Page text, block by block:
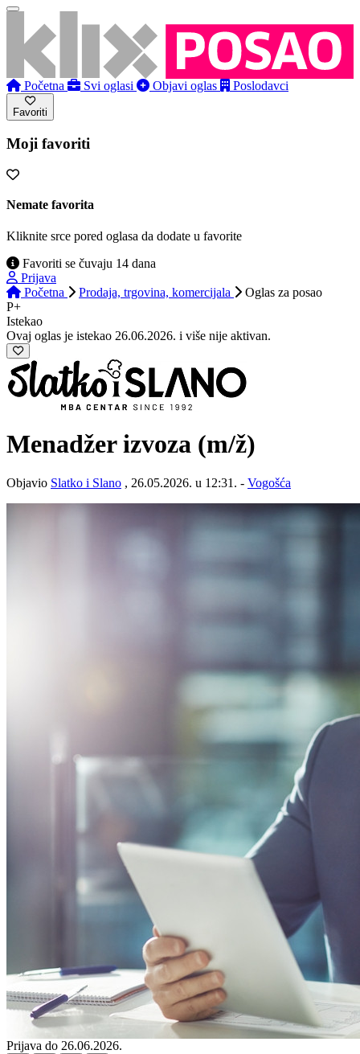
Početna Svi oglasi Objavi oglas Poslodavci
Favoriti
Moji favoriti
Nemate favorita
Kliknite srce pored oglasa da dodate u favorite
Favoriti se čuvaju 14 dana
Prijava
Početna
Prodaja, trgovina, komercijala Oglas za posao
P+
Istekao
Ovaj oglas je istekao 26.06.2026. i više nije aktivan.
Menadžer izvoza (m/ž)
Objavio Slatko i Slano , 26.05.2026. u 12:31. - Vogošća
Prijava do 26.06.2026.